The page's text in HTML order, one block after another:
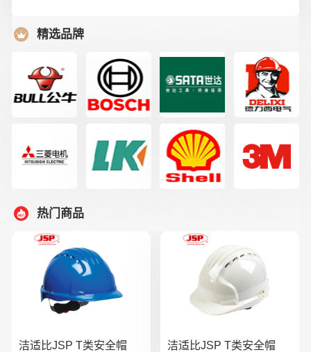
精选品牌
热门商品
洁适比JSP T类安全帽 洁适比JSP T类安全帽